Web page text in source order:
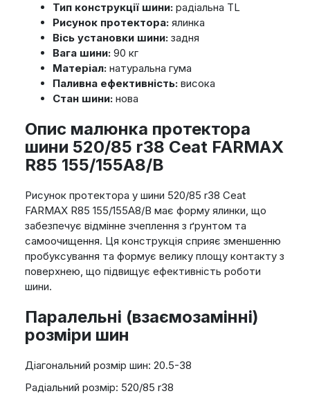
Тип конструкції шини:радіальна TL
Рисунок протектора:ялинка
Вісь установки шини:задня
Вага шини:90 кг
Матеріал:натуральна гума
Паливна ефективність:висока
Стан шини:нова
Опис малюнка протектора
шини 520/85 r38 Ceat FARMAX
R85 155/155A8/B
Рисунок протектора у шини 520/85 r38 Ceat
FARMAX R85 155/155A8/B має форму ялинки, що
забезпечує відмінне зчеплення з ґрунтом та
самоочищення. Ця конструкція сприяє зменшенню
пробуксування та формує велику площу контакту з
поверхнею, що підвищує ефективність роботи
шини.
Паралельні (взаємозамінні)
розміри шин
Діагональний розмір шин: 20.5-38
Радіальний розмір: 520/85 r38